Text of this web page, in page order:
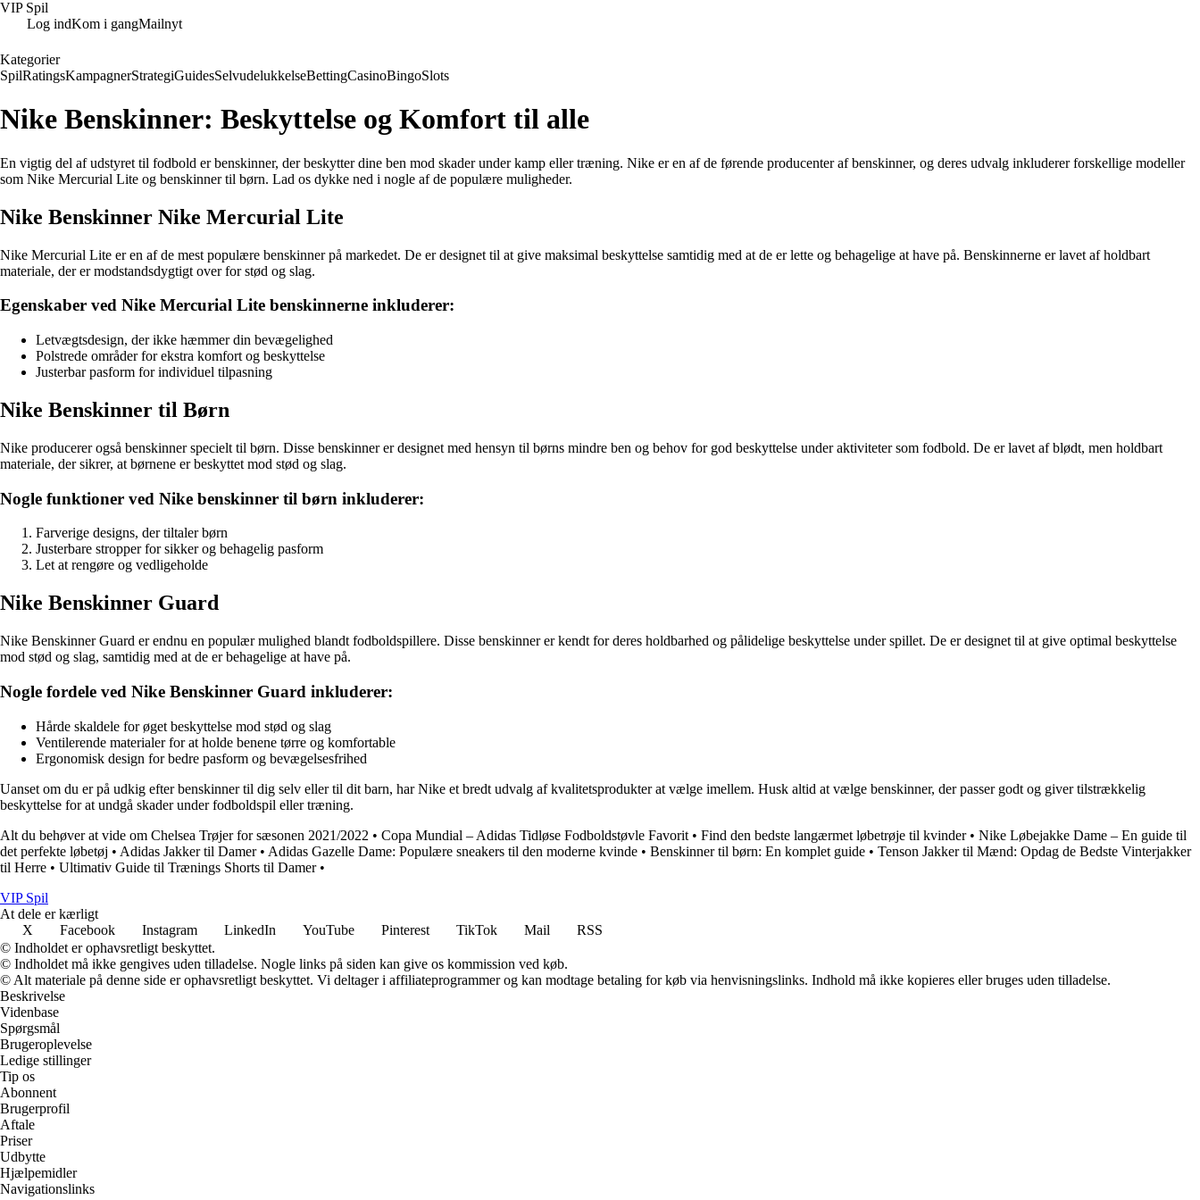
VIP Spil
Log indKom i gangMailnyt
Kategorier
SpilRatingsKampagnerStrategiGuidesSelvudelukkelseBettingCasinoBingoSlots
Nike Benskinner: Beskyttelse og Komfort til alle
En vigtig del af udstyret til fodbold er benskinner, der beskytter dine ben mod skader under kamp eller træning. Nike er en af de førende producenter af benskinner, og deres udvalg inkluderer forskellige modeller
som Nike Mercurial Lite og benskinner til børn. Lad os dykke ned i nogle af de populære muligheder.
Nike Benskinner Nike Mercurial Lite
Nike Mercurial Lite er en af de mest populære benskinner på markedet. De er designet til at give maksimal beskyttelse samtidig med at de er lette og behagelige at have på. Benskinnerne er lavet af holdbart
materiale, der er modstandsdygtigt over for stød og slag.
Egenskaber ved Nike Mercurial Lite benskinnerne inkluderer:
Letvægtsdesign, der ikke hæmmer din bevægelighed
Polstrede områder for ekstra komfort og beskyttelse
Justerbar pasform for individuel tilpasning
Nike Benskinner til Børn
Nike producerer også benskinner specielt til børn. Disse benskinner er designet med hensyn til børns mindre ben og behov for god beskyttelse under aktiviteter som fodbold. De er lavet af blødt, men holdbart
materiale, der sikrer, at børnene er beskyttet mod stød og slag.
Nogle funktioner ved Nike benskinner til børn inkluderer:
Farverige designs, der tiltaler børn
Justerbare stropper for sikker og behagelig pasform
Let at rengøre og vedligeholde
Nike Benskinner Guard
Nike Benskinner Guard er endnu en populær mulighed blandt fodboldspillere. Disse benskinner er kendt for deres holdbarhed og pålidelige beskyttelse under spillet. De er designet til at give optimal beskyttelse
mod stød og slag, samtidig med at de er behagelige at have på.
Nogle fordele ved Nike Benskinner Guard inkluderer:
Hårde skaldele for øget beskyttelse mod stød og slag
Ventilerende materialer for at holde benene tørre og komfortable
Ergonomisk design for bedre pasform og bevægelsesfrihed
Uanset om du er på udkig efter benskinner til dig selv eller til dit barn, har Nike et bredt udvalg af kvalitetsprodukter at vælge imellem. Husk altid at vælge benskinner, der passer godt og giver tilstrækkelig
beskyttelse for at undgå skader under fodboldspil eller træning.
Alt du behøver at vide om Chelsea Trøjer for sæsonen 2021/2022 • Copa Mundial – Adidas Tidløse Fodboldstøvle Favorit • Find den bedste langærmet løbetrøje til kvinder• Nike Løbejakke Dame – En guide til
det perfekte løbetøj • Adidas Jakker til Damer• Adidas Gazelle Dame: Populære sneakers til den moderne kvinde • Benskinner til børn: En komplet guide • Tenson Jakker til Mænd: Opdag de Bedste Vinterjakker
til Herre • Ultimativ Guide til Trænings Shorts til Damer•
VIP Spil
At dele er kærligt
X
Facebook Instagram LinkedIn YouTube Pinterest TikTok Mail
RSS
© Indholdet er ophavsretligt beskyttet.
© Indholdet må ikke gengives uden tilladelse. Nogle links på siden kan give os kommission ved køb.
© Alt materiale på denne side er ophavsretligt beskyttet. Vi deltager i affiliateprogrammer og kan modtage betaling for køb via henvisningslinks. Indhold må ikke kopieres eller bruges uden tilladelse.
Beskrivelse
Videnbase
Spørgsmål
Brugeroplevelse
Ledige stillinger
Tip os
Abonnent
Brugerprofil
Aftale
Priser
Udbytte
Hjælpemidler
Navigationslinks